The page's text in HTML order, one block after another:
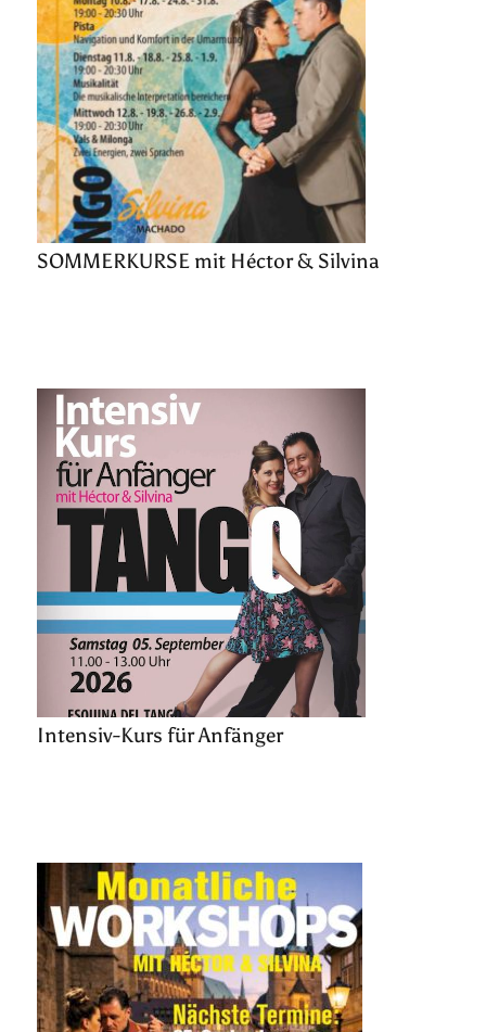
SOMMERKURSE mit Héctor & Silvina
Intensiv-Kurs für Anfänger